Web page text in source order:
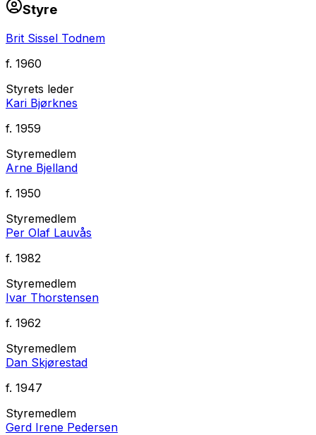
Styre
Brit Sissel Todnem
f. 1960
Styrets leder
Kari Bjørknes
f. 1959
Styremedlem
Arne Bjelland
f. 1950
Styremedlem
Per Olaf Lauvås
f. 1982
Styremedlem
Ivar Thorstensen
f. 1962
Styremedlem
Dan Skjørestad
f. 1947
Styremedlem
Gerd Irene Pedersen